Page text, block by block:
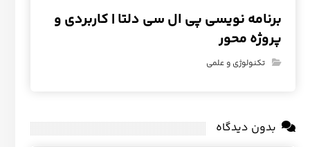
برنامه نویسی پی ال سی دلتا | کاربردی و
پروژه محور
تکنولوژی و علمی
بدون دیدگاه